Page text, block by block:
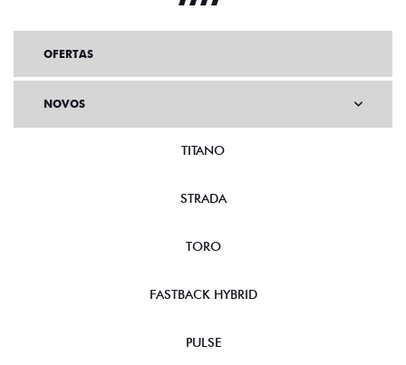
OFERTAS
NOVOS
TITANO
STRADA
TORO
FASTBACK HYBRID
PULSE